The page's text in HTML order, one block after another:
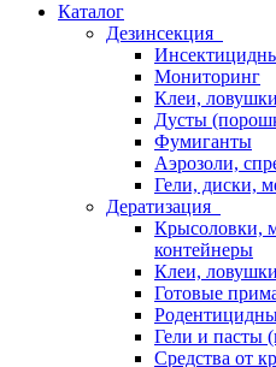
Каталог
Дезинсекция
Мониторинг
Клеи,
Дусты
Фумиганты
Аэрозоли,
Гели, диски,
Дератизация
Крысоловки,
контейнеры
Клеи,
Готовые
Гели и пасты
Средства от